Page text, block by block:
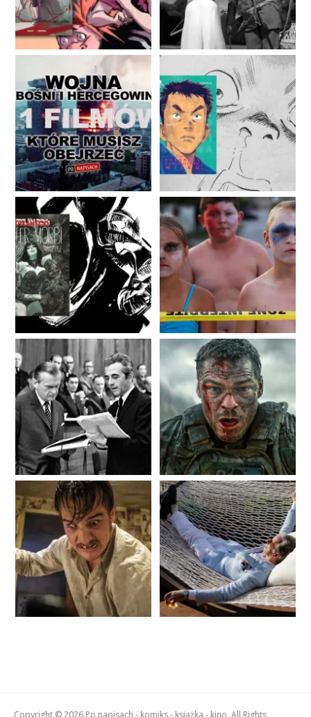
Copyright © 2026 Po napisach - komiks - książka - kino. All Rights